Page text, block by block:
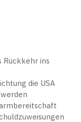
Rückkehr ins
die USA